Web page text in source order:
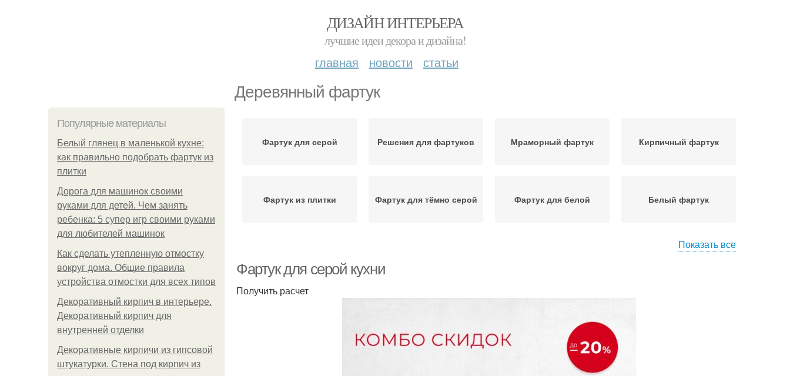
ДИЗАЙН ИНТЕРЬЕРА
лучшие идеи декора и дизайна!
главная новости статьи
Деревянный фартук
Популярные материалы
Белый глянец в маленькой кухне:
как правильно подобрать фартук из
плитки
Дорога для машинок своими
руками для детей. Чем занять
ребенка: 5 супер игр своими руками
для любителей машинок
Как сделать утепленную отмостку
вокруг дома. Общие правила
устройства отмостки для всех типов
Декоративный кирпич в интерьере.
Декоративный кирпич для
внутренней отделки
Декоративные кирпичи из гипсовой
штукатурки. Стена под кирпич из
Фартук для серой Решения для фартуков Мраморный фартук Кирпичный фартук
Фартук из плитки Фартук для тёмно серой Фартук для белой Белый фартук
кухонного фартука
Обои вместо фартука
Показать все
Фартук для серой кухни
Получить расчет